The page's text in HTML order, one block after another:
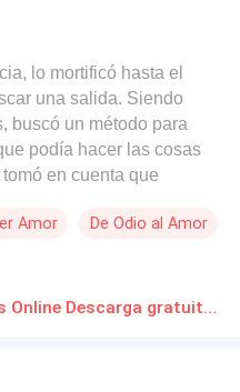
lo mortificó hasta el
una salida. Siendo
buscó un método para
podía hacer las cosas
en cuenta que
pudo conseguir e
Amor De Odio al Amor
Rompiendo principios Novelas Online Descarga gratuita de PDF